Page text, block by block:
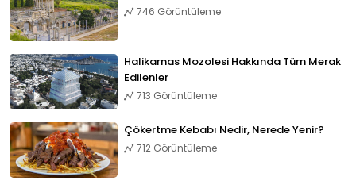
746 Görüntüleme
Halikarnas Mozolesi Hakkında Tüm Merak
Edilenler
713 Görüntüleme
Çökertme Kebabı Nedir, Nerede Yenir?
712 Görüntüleme